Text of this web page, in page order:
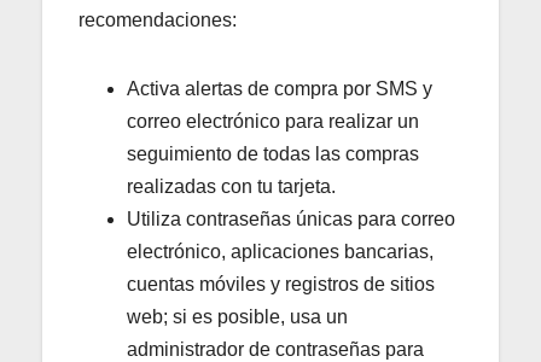
recomendaciones:
Activa alertas de compra por SMS y
correo electrónico para realizar un
seguimiento de todas las compras
realizadas con tu tarjeta.
Utiliza contraseñas únicas para correo
electrónico, aplicaciones bancarias,
cuentas móviles y registros de sitios
web; si es posible, usa un
administrador de contraseñas para